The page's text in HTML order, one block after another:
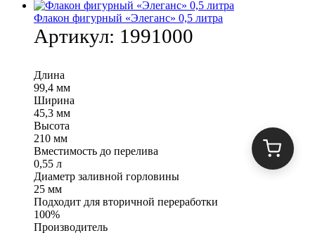
Флакон фигурный «Элеганс» 0,5 литра
Артикул: 1991000
Длина
99,4 мм
Ширина
45,3 мм
Высота
210 мм
Вместимость до перелива
0,55 л
Диаметр заливной горловины
25 мм
Подходит для вторичной переработки
100%
Производитель